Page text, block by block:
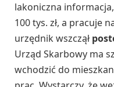
lakoniczna
100 tys. zł, a pracuje
urzędnik wszczął
Urząd Skarbowy ma
wchodzić do